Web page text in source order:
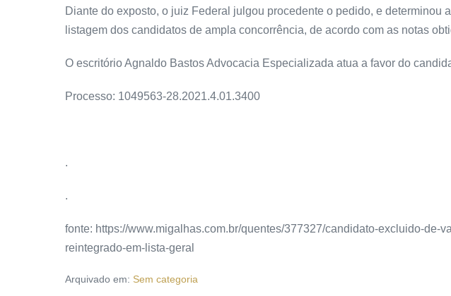
Diante do exposto, o juiz Federal julgou procedente o pedido, e determinou
listagem dos candidatos de ampla concorrência, de acordo com as notas
O escritório Agnaldo Bastos Advocacia Especializada atua a favor do
Processo: 1049563-28.2021.4.01.3400
.
.
fonte: https://www.migalhas.com.br/quentes/377327/candidato-excluido-de-
reintegrado-em-lista-geral
Arquivado em: Sem categoria